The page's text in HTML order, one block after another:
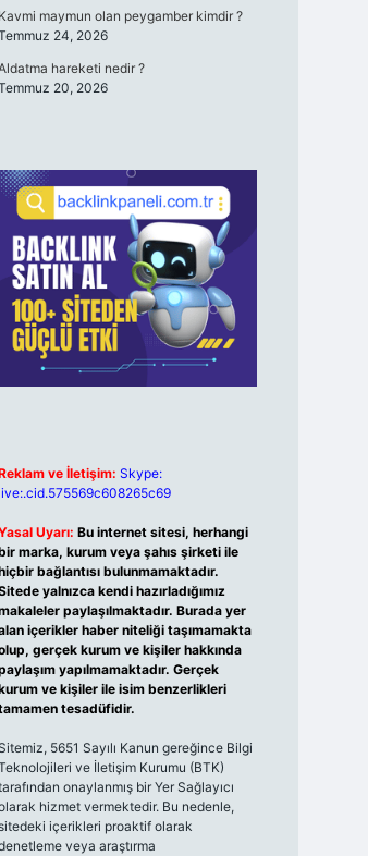
Kavmi maymun olan peygamber kimdir ?
24, 2026
hareketi nedir ?
20, 2026
ve İletişim: Skype:
live:.cid.575569c608265c69
Uyarı: Bu internet sitesi, herhangi
marka, kurum veya şahıs şirketi ile
bağlantısı bulunmamaktadır.
yalnızca kendi hazırladığımız
paylaşılmaktadır. Burada yer
içerikler haber niteliği taşımamakta
gerçek kurum ve kişiler hakkında
yapılmamaktadır. Gerçek
ve kişiler ile isim benzerlikleri
tesadüfidir.
5651 Sayılı Kanun gereğince Bilgi
ve İletişim Kurumu (BTK)
onaylanmış bir Yer Sağlayıcı
hizmet vermektedir. Bu nedenle,
içerikleri proaktif olarak
veya araştırma